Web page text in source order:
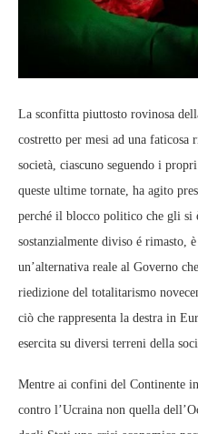
La sconfitta piuttosto rovinosa
costretto per mesi ad una
società, ciascuno seguendo i
queste ultime tornate, ha agito
perché il blocco politico che gli si
sostanzialmente diviso é rimasto,
un’alternativa reale al Governo
riedizione del totalitarismo
ciò che rappresenta la destra in
esercita su diversi terreni della
Mentre ai confini del Continente
contro l’Ucraina non quella